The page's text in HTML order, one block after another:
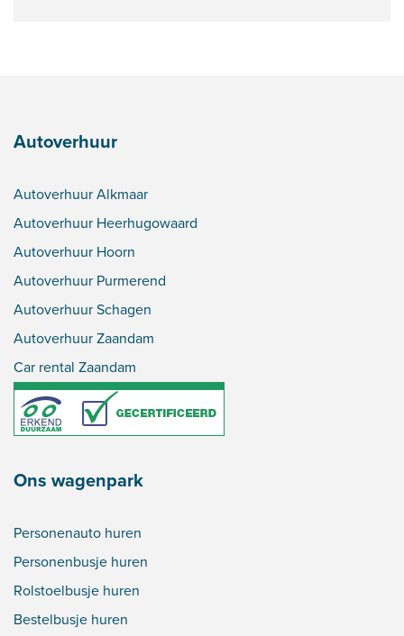
Autoverhuur
Autoverhuur Alkmaar
Autoverhuur Heerhugowaard
Autoverhuur Hoorn
Autoverhuur Purmerend
Autoverhuur Schagen
Autoverhuur Zaandam
Car rental Zaandam
Ons wagenpark
Personenauto huren
Personenbusje huren
Rolstoelbusje huren
Bestelbusje huren